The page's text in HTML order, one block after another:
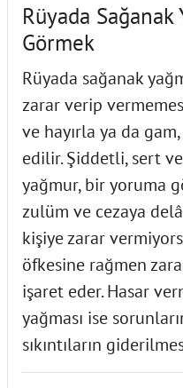
Rüyada Sağanak
Görmek
Rüyada sağanak
zarar verip
ve hayırla ya da
edilir. Şiddetli, sert
yağmur, bir yoruma
zulüm ve cezaya
kişiye zarar
öfkesine rağmen
işaret eder. Hasar
yağması ise
sıkıntıların